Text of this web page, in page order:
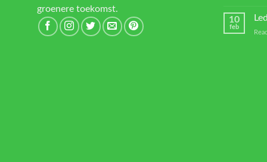
groenere toekomst.
10
feb